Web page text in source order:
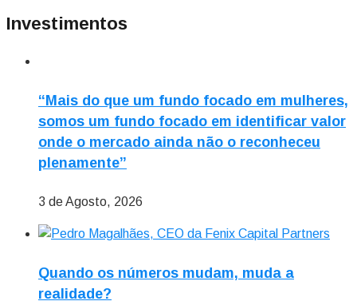
Investimentos
“Mais do que um fundo focado em mulheres,
somos um fundo focado em identificar valor
onde o mercado ainda não o reconheceu
plenamente”
3 de Agosto, 2026
Quando os números mudam, muda a
realidade?